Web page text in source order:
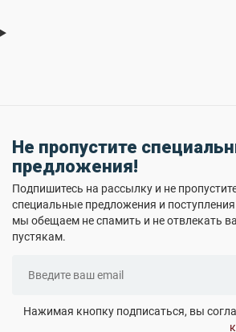
Не пропустите
предложения!
Подпишитесь на рассылку и не
специальные предложения и
мы обещаем не спамить и не отвлекать
пустякам.
Нажимая кнопку подписаться, вы